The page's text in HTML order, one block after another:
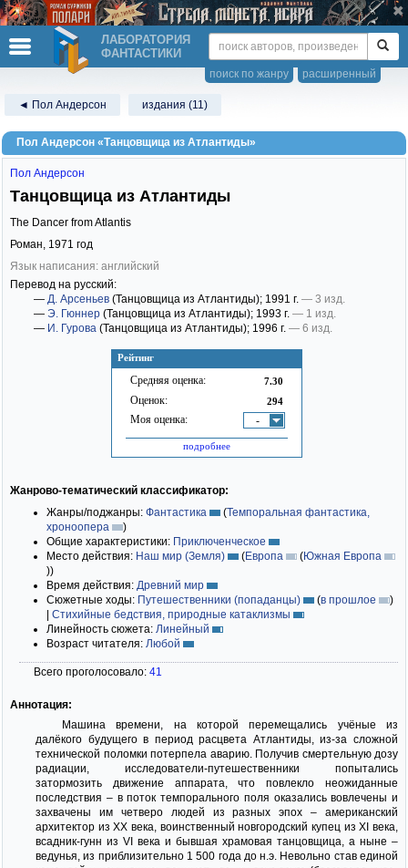
ЛАБОРАТОРИЯ
ФАНТАСТИКИ
расширенный
поиск по жанру
◄ Пол Андерсон издания (11)
Пол Андерсон «Танцовщица из Атлантиды»
Рейтинг
Средняя оценка: 7.30
Оценок: 294
Моя оценка: -
подробнее
Пол Андерсон
Танцовщица из Атлантиды
The Dancer from Atlantis
Роман, 1971 год
Язык написания: английский
Перевод на русский:
— Д. Арсеньев (Танцовщица из Атлантиды); 1991 г. — 3 изд.
— Э. Гюннер (Танцовщица из Атлантиды); 1993 г. — 1 изд.
— И. Гурова (Танцовщица из Атлантиды); 1996 г. — 6 изд.
Жанрово-тематический классификатор:
Жанры/поджанры: Фантастика (Темпоральная фантастика,
хроноопера
)
Общие характеристики: Приключенческое
Место действия: Наш мир (Земля) (Европа (Южная Европа
))
Время действия: Древний мир
Сюжетные ходы: Путешественники (попаданцы) (в прошлое
)
| Стихийные бедствия, природные катаклизмы
Линейность сюжета: Линейный
Возраст читателя: Любой
Всего проголосовало: 41
Аннотация:
Машина времени, на которой перемещались учёные из
далёкого будущего в период расцвета Атлантиды, из-за сложной
технической поломки потерпела аварию. Получив смертельную дозу
радиации, исследователи-путешественники попытались
затормозить движение аппарата, что повлекло неожиданные
последствия – в поток темпорального поля оказались вовлечены и
захвачены им четверо людей из разных эпох – американский
архитектор из ХХ века, воинственный новгородский купец из ХI века,
всадник-гунн из VI века и бывшая храмовая танцовщица, а ныне –
ведунья, из приблизительно 1 500 года до н.э. Невольно став единой